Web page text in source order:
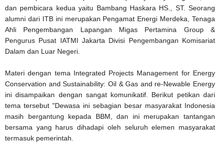
dan pembicara kedua yaitu Bambang Haskara HS., ST. Seorang
alumni dari ITB ini merupakan Pengamat Energi Merdeka, Tenaga
Ahli Pengembangan Lapangan Migas Pertamina Group &
Pengurus Pusat IATMI Jakarta Divisi Pengembangan Komisariat
Dalam dan Luar Negeri.
Materi dengan tema Integrated Projects Management for Energy
Conservation and Sustainability: Oil & Gas and re-Newable Energy
ini disampaikan dengan sangat komunikatif. Berikut petikan dari
tema tersebut "Dewasa ini sebagian besar masyarakat Indonesia
masih bergantung kepada BBM, dan ini merupakan tantangan
bersama yang harus dihadapi oleh seluruh elemen masyarakat
termasuk pemerintah.